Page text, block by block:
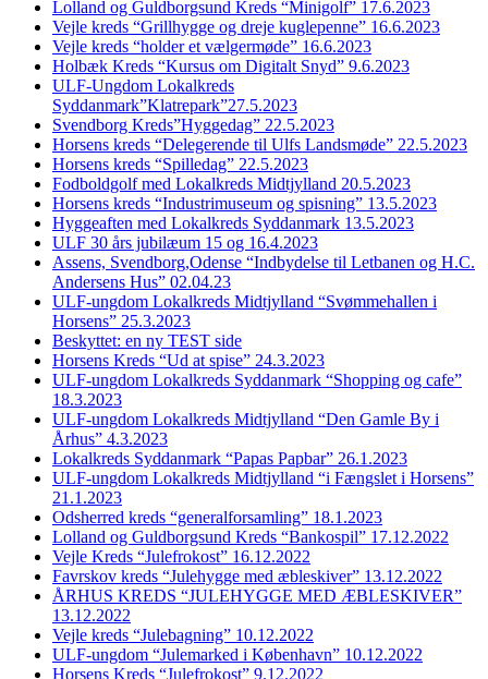
Lolland og Guldborgsund Kreds “Minigolf” 17.6.2023
Vejle kreds “Grillhygge og dreje kuglepenne” 16.6.2023
Vejle kreds “holder et vælgermøde” 16.6.2023
Holbæk Kreds “Kursus om Digitalt Snyd” 9.6.2023
ULF-Ungdom Lokalkreds
Syddanmark”Klatrepark”27.5.2023
Svendborg Kreds”Hyggedag” 22.5.2023
Horsens kreds “Delegerende til Ulfs Landsmøde” 22.5.2023
Horsens kreds “Spilledag” 22.5.2023
Fodboldgolf med Lokalkreds Midtjylland 20.5.2023
Horsens kreds “Industrimuseum og spisning” 13.5.2023
Hyggeaften med Lokalkreds Syddanmark 13.5.2023
ULF 30 års jubilæum 15 og 16.4.2023
Assens, Svendborg,Odense “Indbydelse til Letbanen og H.C.
Andersens Hus” 02.04.23
ULF-ungdom Lokalkreds Midtjylland “Svømmehallen i
Horsens” 25.3.2023
Beskyttet: en ny TEST side
Horsens Kreds “Ud at spise” 24.3.2023
ULF-ungdom Lokalkreds Syddanmark “Shopping og cafe”
18.3.2023
ULF-ungdom Lokalkreds Midtjylland “Den Gamle By i
Århus” 4.3.2023
Lokalkreds Syddanmark “Papas Papbar” 26.1.2023
ULF-ungdom Lokalkreds Midtjylland “i Fængslet i Horsens”
21.1.2023
Odsherred kreds “generalforsamling” 18.1.2023
Lolland og Guldborgsund Kreds “Bankospil” 17.12.2022
Vejle Kreds “Julefrokost” 16.12.2022
Favrskov kreds “Julehygge med æbleskiver” 13.12.2022
ÅRHUS KREDS “JULEHYGGE MED ÆBLESKIVER”
13.12.2022
Vejle kreds “Julebagning” 10.12.2022
ULF-ungdom “Julemarked i København” 10.12.2022
Horsens Kreds “Julefrokost” 9.12.2022